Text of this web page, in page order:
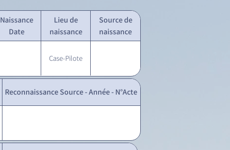
Naissance
Date
Lieu de
naissance
Source de
naissance
Case-Pilote
Reconnaissance Source - Année - N°Acte